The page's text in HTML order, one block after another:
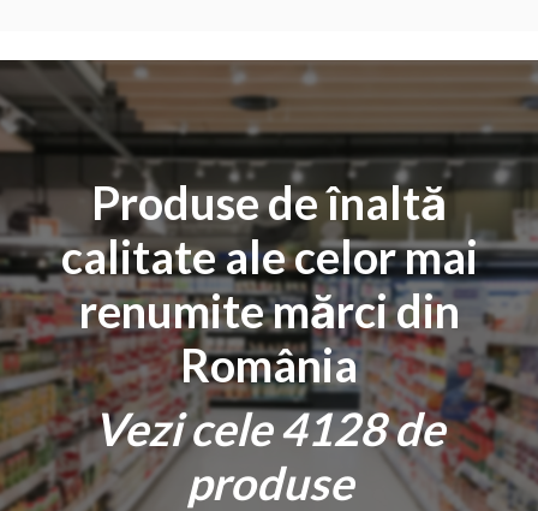
Produse de înaltă
calitate ale celor mai
renumite mărci din
România
Vezi cele4200de
produse